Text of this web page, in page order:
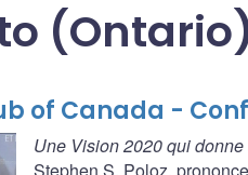
of Canada -
Une Vision 2020 qui